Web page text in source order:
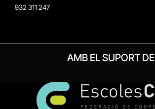
932 311 247
AMB EL SUPORT DE